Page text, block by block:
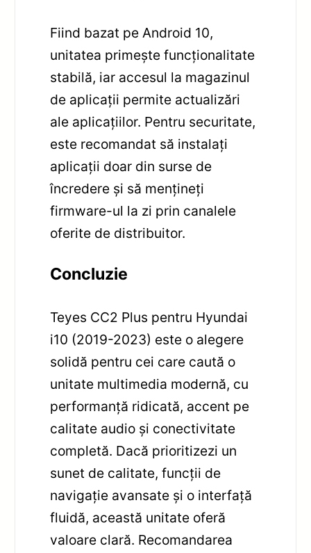
Fiind bazat pe Android 10,
unitatea primește funcționalitate
stabilă, iar accesul la magazinul
de aplicații permite actualizări
ale aplicațiilor. Pentru securitate,
este recomandat să instalați
aplicații doar din surse de
încredere și să mențineți
firmware-ul la zi prin canalele
oferite de distribuitor.
Concluzie
Teyes CC2 Plus pentru Hyundai
i10 (2019-2023) este o alegere
solidă pentru cei care caută o
unitate multimedia modernă, cu
performanță ridicată, accent pe
calitate audio și conectivitate
completă. Dacă prioritizezi un
sunet de calitate, funcții de
navigație avansate și o interfață
fluidă, această unitate oferă
valoare clară. Recomandarea